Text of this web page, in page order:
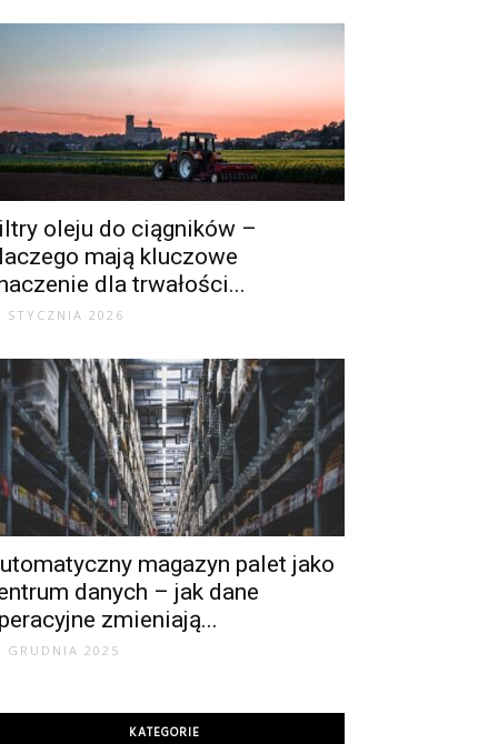
oleju do ciągników –
mają kluczowe
dla trwałości...
STYCZNIA 2026
magazyn palet jako
danych – jak dane
zmieniają...
GRUDNIA 2025
KATEGORIE